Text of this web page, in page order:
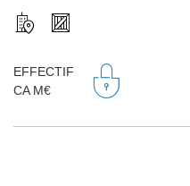
EFFECTIF
CA M€